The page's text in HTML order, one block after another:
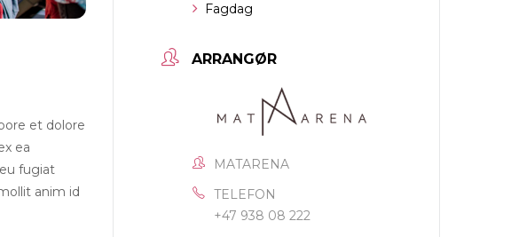
et dolore
ea
fugiat
anim id
Fagdag
ARRANGØR
MATARENA
TELEFON
+47 938 08 222